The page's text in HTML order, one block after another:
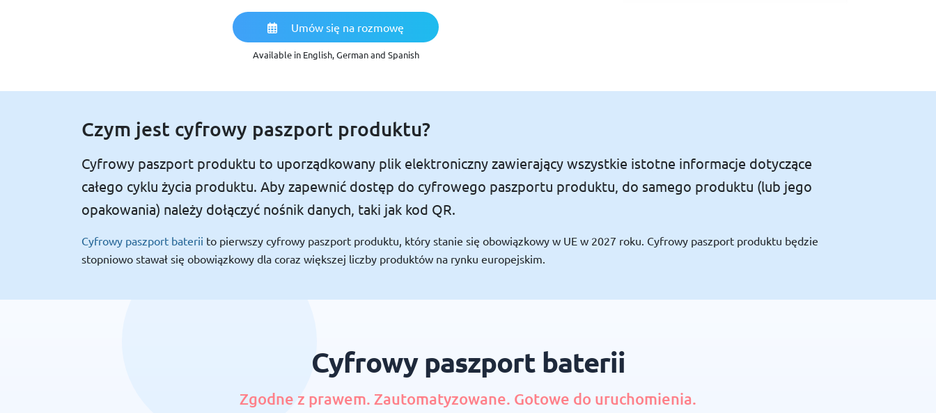
Umów się na rozmowę
Available in English, German and Spanish
Czym jest cyfrowy paszport produktu?
Cyfrowy paszport produktu to uporządkowany plik elektroniczny zawierający wszystkie istotne informacje dotyczące
całego cyklu życia produktu. Aby zapewnić dostęp do cyfrowego paszportu produktu, do samego produktu (lub jego
opakowania) należy dołączyć nośnik danych, taki jak kod QR.
Cyfrowy paszport baterii to pierwszy cyfrowy paszport produktu, który stanie się obowiązkowy w UE w 2027 roku. Cyfrowy paszport produktu będzie
stopniowo stawał się obowiązkowy dla coraz większej liczby produktów na rynku europejskim.
Cyfrowy paszport baterii
Zgodne z prawem. Zautomatyzowane. Gotowe do uruchomienia.